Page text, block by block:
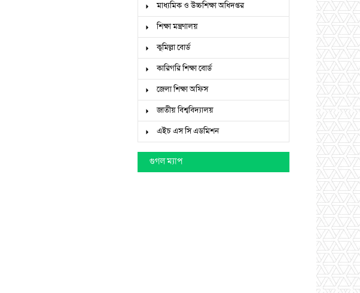
মাধ্যমিক ও উচ্চশিক্ষা অধিদপ্তর
শিক্ষা মন্ত্রণালয়
কুমিল্লা বোর্ড
কারিগরি শিক্ষা বোর্ড
জেলা শিক্ষা অফিস
জাতীয় বিশ্ববিদ্যালয়
এইচ এস সি এডমিশন
গুগল ম্যাপ